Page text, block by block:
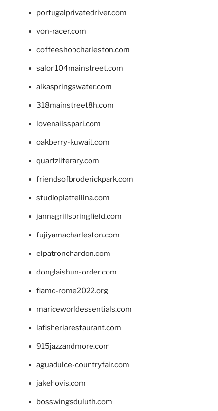
portugalprivatedriver.com
von-racer.com
coffeeshopcharleston.com
salon104mainstreet.com
alkaspringswater.com
318mainstreet8h.com
lovenailsspari.com
oakberry-kuwait.com
quartzliterary.com
friendsofbroderickpark.com
studiopiattellina.com
jannagrillspringfield.com
fujiyamacharleston.com
elpatronchardon.com
donglaishun-order.com
fiamc-rome2022.org
mariceworldessentials.com
lafisheriarestaurant.com
915jazzandmore.com
aguadulce-countryfair.com
jakehovis.com
bosswingsduluth.com